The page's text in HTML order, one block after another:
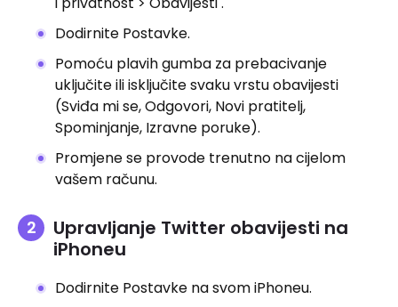
Dodirnite Postavke.
Pomoću plavih gumba za prebacivanje
uključite ili isključite svaku vrstu obavijesti
(Sviđa mi se, Odgovori, Novi pratitelj,
Spominjanje, Izravne poruke).
Promjene se provode trenutno na cijelom
vašem računu.
Upravljanje Twitter obavijesti na
iPhoneu
Dodirnite Postavke na svom iPhoneu.